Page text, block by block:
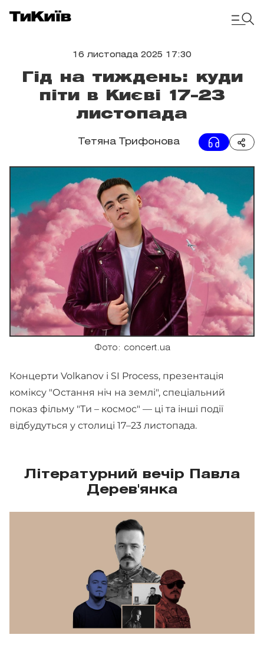
16 листопада 2025 17:30
Гід на тиждень: куди
піти в Києві 17–23
листопада
Тетяна Трифонова
Фото: concert.ua
Концерти Volkanov і SI Process, презентація
коміксу "Остання ніч на землі", спеціальний
показ фільму "Ти – космос" — ці та інші події
відбудуться у столиці 17–23 листопада.
Літературний вечір Павла
Дерев'янка